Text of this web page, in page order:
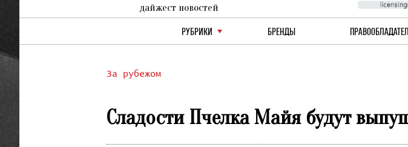
дайжест новостей
РУБРИКИ БРЕНДЫ
За рубежом
Сладости Пчелка Майя будут